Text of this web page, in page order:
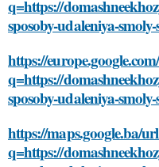
q=https://
sposoby-udaleniya-
https://
q=https://
sposoby-udaleniya-
https://maps.google.ba/
q=https://